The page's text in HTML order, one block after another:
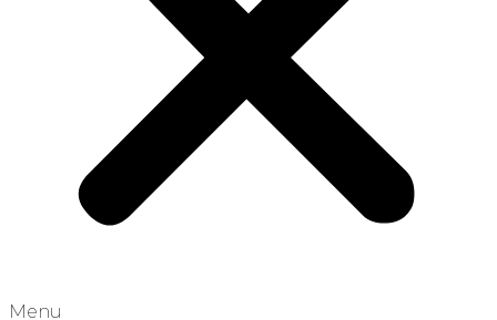
Menu